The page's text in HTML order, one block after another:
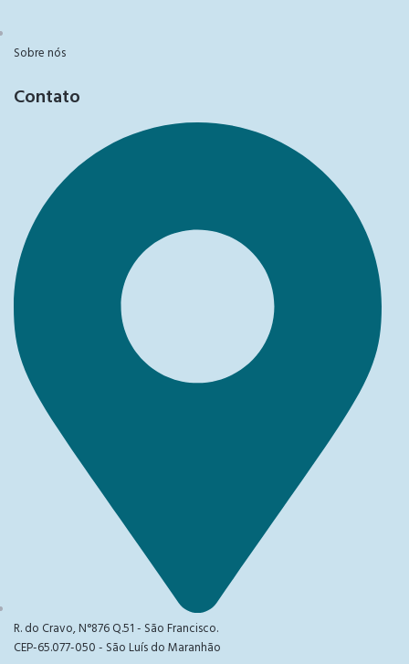
Sobre nós
Contato
R. do Cravo, N°876 Q.51 - São Francisco.
CEP-65.077-050 - São Luís do Maranhão